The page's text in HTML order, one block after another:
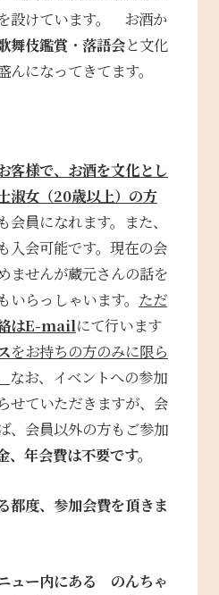
設けています。 お酒か
舞伎鑑賞・ 落語会と文化
になってきてます。
客様で、お酒を文化とし
淑女（20歳以上）の方
員になれます。また、
入会可能です。現在の会
ませんが蔵元さんの話を
らっしゃいます。 ただ
はE-mailにて行います
をお持ちの方のみに限ら
なお、イベントへの参加
せていただきますが、会
、会員以外の方もご参加
、年会費は不要です。
都度、参加会費を頂きま
ュー内にある のんちゃ